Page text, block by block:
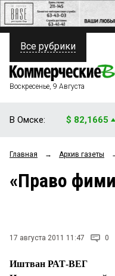
ПОЛИТИКА
ФИНАНСЫ
ОБЩЕСТВО
ЗАКОН
ПРОИСШЕСТВИЯ
СТИЛЬ ЖИЗНИ
Все рубрики
Воскресенье, 9 Августа
В Омске: $ 82,1665
Главная → Архив газеты
«Право
17 августа 2011 11:47 0
Иштван РАТ-ВЕГ